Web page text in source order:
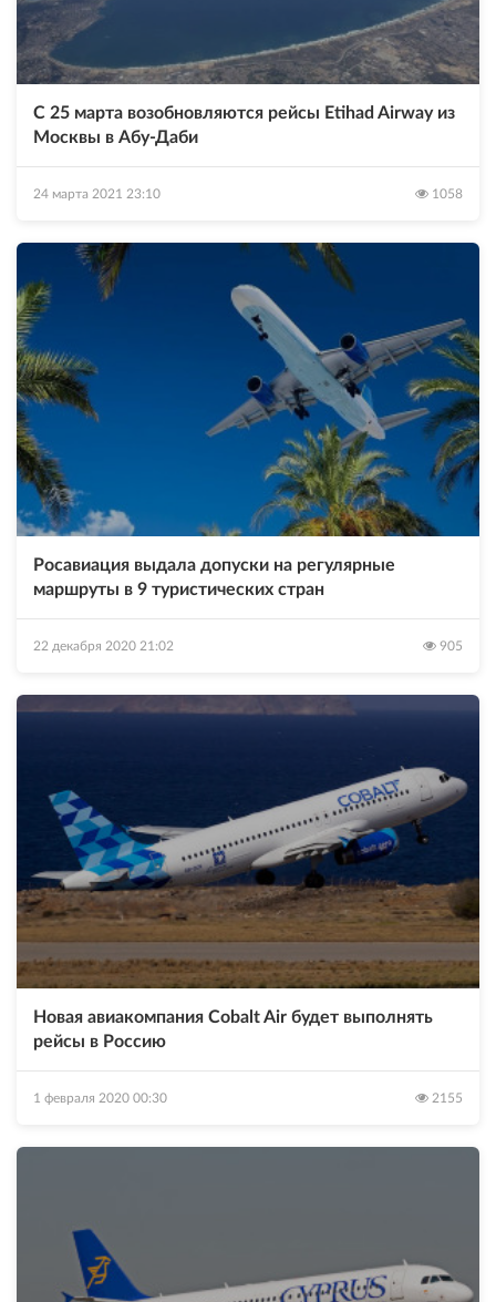
С 25 марта возобновляются рейсы Etihad Airway из
Москвы в Абу-Даби
24 марта 2021 23:10 1058
Росавиация выдала допуски на регулярные
маршруты в 9 туристических стран
22 декабря 2020 21:02 905
Новая авиакомпания Cobalt Air будет выполнять
рейсы в Россию
1 февраля 2020 00:30 2155